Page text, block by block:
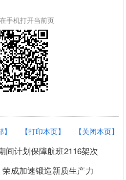
手机打开当前页
【关闭本页】
【打印本页】
间计划保障航班2116架次
成加速锻造新质生产力